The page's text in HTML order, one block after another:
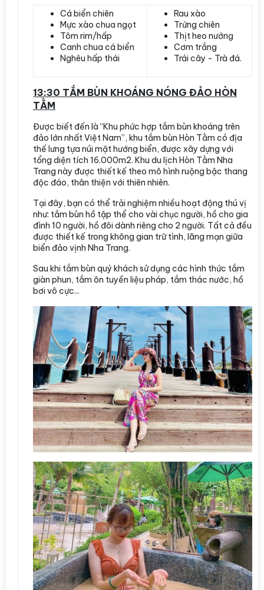
Cá biển chiên
Mực xào chua ngọt
Tôm rim/hấp
Canh chua cá biển
Nghêu hấp thái
Rau xào
Trứng chiên
Thịt heo nướng
Cơm trắng
Trái cây - Trà đá.
13:30 TẮM BÙN KHOÁNG NÓNG ĐẢO HÒN
TẰM
Được biết đến là “Khu phức hợp tắm bùn khoáng trên
đảo lớn nhất Việt Nam”, khu tắm bùn Hòn Tằm có địa
thế lưng tựa núi mặt hướng biển, được xây dựng với
tổng diện tích 16.000m2. Khu du lịch Hòn Tằm Nha
Trang này được thiết kế theo mô hình ruộng bậc thang
độc đáo, thân thiện với thiên nhiên.
Tại đây, bạn có thể trải nghiệm nhiều hoạt động thú vị
như: tắm bùn hồ tập thể cho vài chục người, hồ cho gia
đình 10 người, hồ đôi dành riêng cho 2 người. Tất cả đều
được thiết kế trong không gian trữ tình, lãng mạn giữa
biển đảo vịnh Nha Trang.
Sau khi tắm bùn quý khách sử dụng các hình thức tắm
giàn phun, tắm ôn tuyền liệu pháp, tắm thác nước, hồ
bơi vô cực...